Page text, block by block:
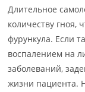
Длительное
количеству гноя,
фурункула. Если
воспалением на
заболеваний,
жизни пациента.